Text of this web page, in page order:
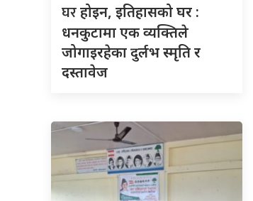
घरहोइन, इतिहासको घर :
धनकुटामा एक व्यक्तिले
जोगाइरहेका दुर्लभ स्मृति र
दस्तावेज